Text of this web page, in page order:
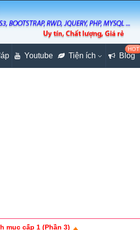
Youtube Tiện ích Blog
HOT
mục cấp 1 (Phần 3)